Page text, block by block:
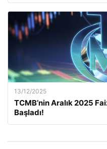
13/12/2025
TCMB’nin Aralık 2025
Başladı!